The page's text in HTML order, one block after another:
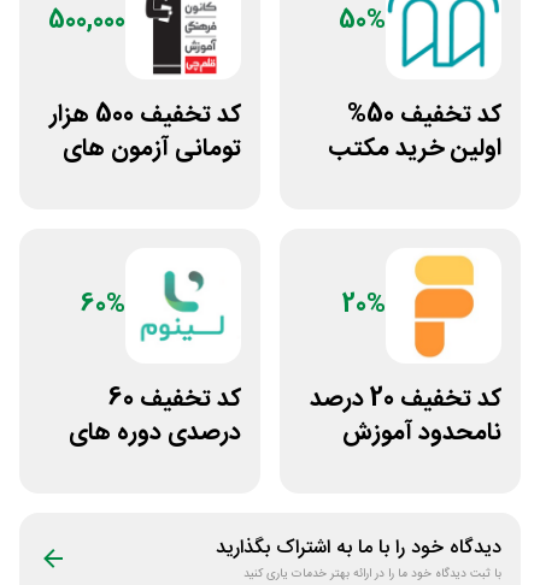
50%
کد تخفیف 50%
اولین خرید مکتب
500,000
کد تخفیف 500 هزار
تومانی آزمون های
20%
کد تخفیف 20 درصد
نامحدود آموزش
60%
کد تخفیف 60
درصدی دوره های
دیدگاه خود را با ما به اشتراک بگذارید
با ثبت دیدگاه خود ما را در ارائه بهتر خدمات یاری کنید